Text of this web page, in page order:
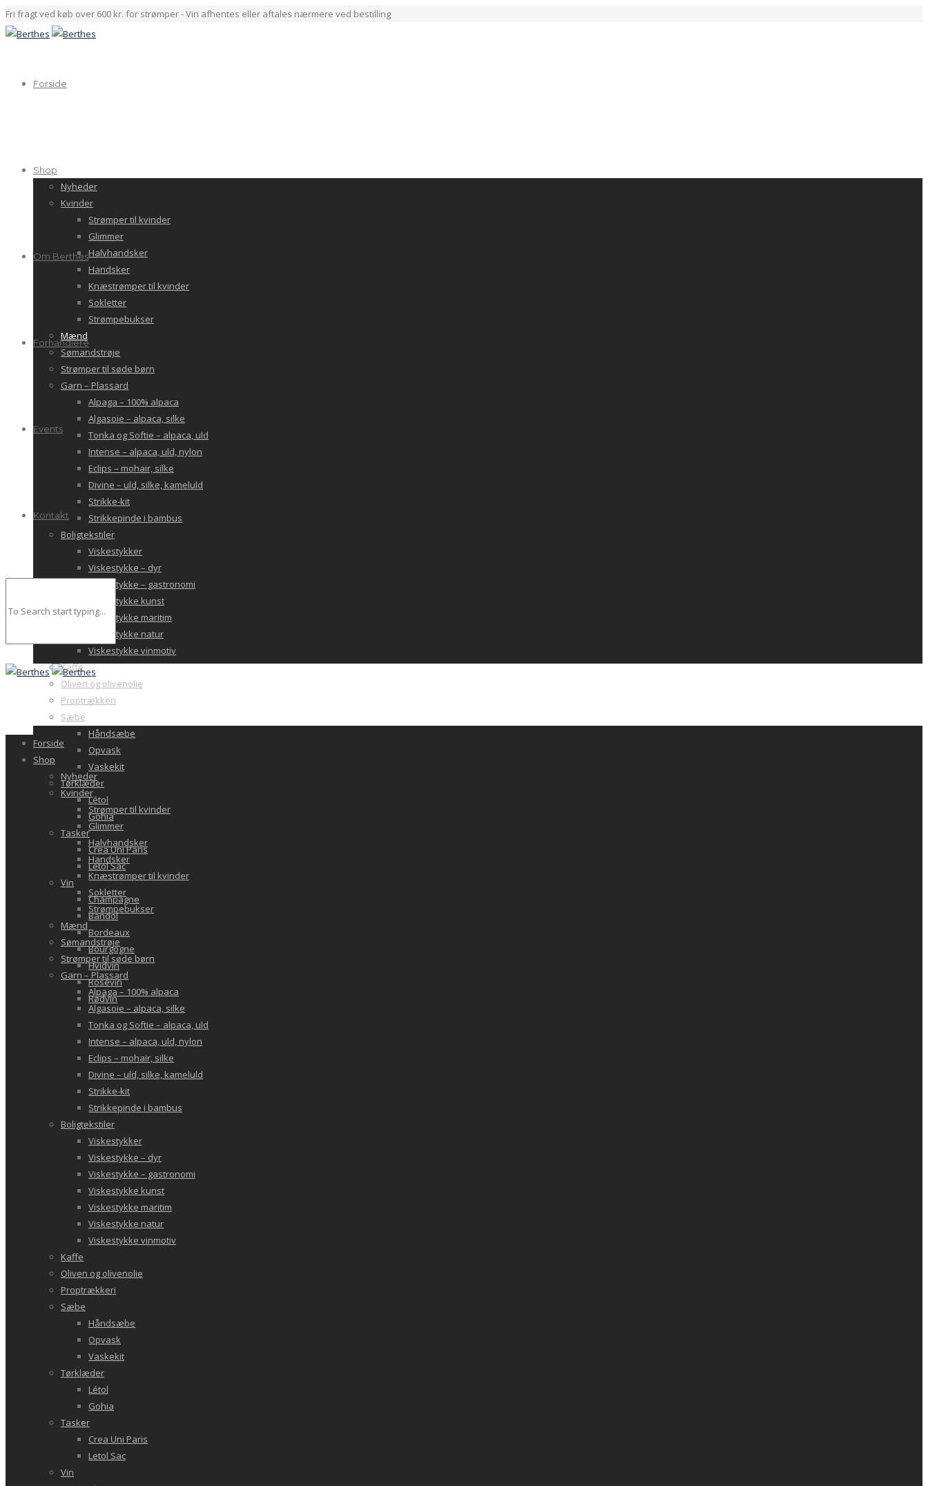
Fri fragt ved køb over 600 kr. for strømper - Vin afhentes eller aftales nærmere ved bestilling
Forside
Shop
Nyheder
Kvinder
Strømper til kvinder
Glimmer
Halvhandsker
Handsker
Knæstrømper til kvinder
Sokletter
Strømpebukser
Mænd
Sømandstrøje
Strømper til søde børn
Garn – Plassard
Alpaga – 100% alpaca
Algasoie – alpaca, silke
Tonka og Softie – alpaca, uld
Intense – alpaca, uld, nylon
Eclips – mohair, silke
Divine – uld, silke, kameluld
Strikke-kit
Strikkepinde i bambus
Boligtekstiler
Viskestykker
Viskestykke – dyr
Viskestykke – gastronomi
Viskestykke kunst
Viskestykke maritim
Viskestykke natur
Viskestykke vinmotiv
Kaffe
Oliven og olivenolie
Proptrækkeri
Sæbe
Håndsæbe
Opvask
Vaskekit
Tørklæder
Létol
Gohia
Tasker
Crea Uni Paris
Letol Sac
Vin
Champagne
Bandol
Bordeaux
Bourgogne
Hvidvin
Rosévin
Rødvin
Om Berthes
Forhandlere
Events
Kontakt
Forside
Shop
Nyheder
Kvinder
Strømper til kvinder
Glimmer
Halvhandsker
Handsker
Knæstrømper til kvinder
Sokletter
Strømpebukser
Mænd
Sømandstrøje
Strømper til søde børn
Garn – Plassard
Alpaga – 100% alpaca
Algasoie – alpaca, silke
Tonka og Softie – alpaca, uld
Intense – alpaca, uld, nylon
Eclips – mohair, silke
Divine – uld, silke, kameluld
Strikke-kit
Strikkepinde i bambus
Boligtekstiler
Viskestykker
Viskestykke – dyr
Viskestykke – gastronomi
Viskestykke kunst
Viskestykke maritim
Viskestykke natur
Viskestykke vinmotiv
Kaffe
Oliven og olivenolie
Proptrækkeri
Sæbe
Håndsæbe
Opvask
Vaskekit
Tørklæder
Létol
Gohia
Tasker
Crea Uni Paris
Letol Sac
Vin